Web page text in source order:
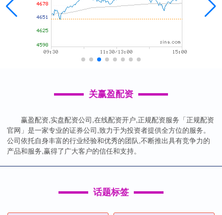
关赢盈配资
赢盈配资,实盘配资公司,在线配资开户,正规配资服务「正规配资
官网」是一家专业的证券公司,致力于为投资者提供全方位的服务。
公司依托自身丰富的行业经验和优秀的团队,不断推出具有竞争力的
产品和服务,赢得了广大客户的信任和支持。
话题标签